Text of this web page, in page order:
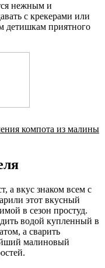
нежным и
с крекерами или
детишкам приятного
компота из малины
а вкус знаком всем с
этот вкусный
в сезон простуд.
водой купленный в
а сварить
малиновый